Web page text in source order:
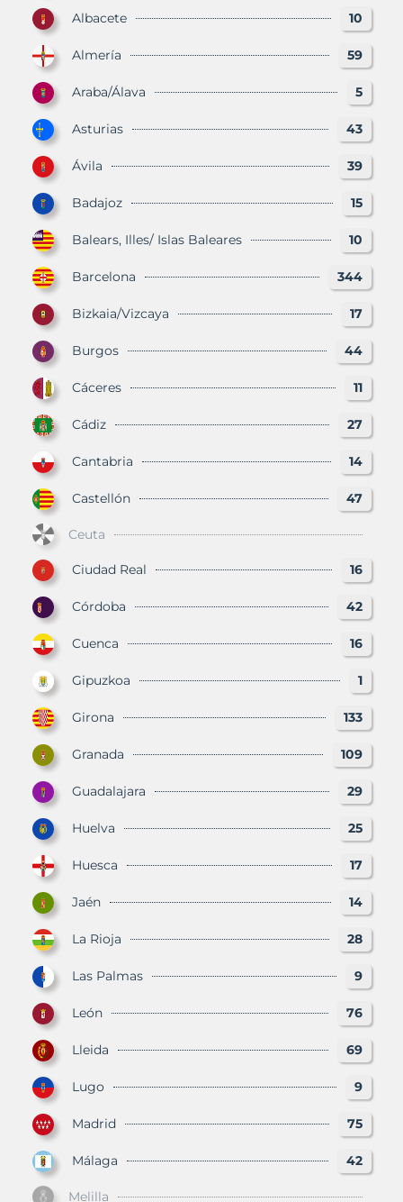
Albacete 10
Almería 59
Araba/Álava 5
Asturias 43
Ávila 39
Badajoz 15
Balears, Illes/ Islas Baleares 10
Barcelona 344
Bizkaia/Vizcaya 17
Burgos 44
Cáceres 11
Cádiz 27
Cantabria 14
Castellón 47
Ceuta
Ciudad Real 16
Córdoba 42
Cuenca 16
Gipuzkoa 1
Girona 133
Granada 109
Guadalajara 29
Huelva 25
Huesca 17
Jaén 14
La Rioja 28
Las Palmas 9
León 76
Lleida 69
Lugo 9
Madrid 75
Málaga 42
Melilla